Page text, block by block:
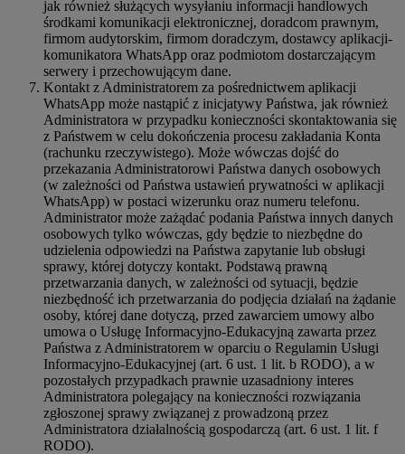
jak również służących wysyłaniu informacji handlowych
środkami komunikacji elektronicznej, doradcom prawnym,
firmom audytorskim, firmom doradczym, dostawcy aplikacji-
komunikatora WhatsApp oraz podmiotom dostarczającym
serwery i przechowującym dane.
Kontakt z Administratorem za pośrednictwem aplikacji
WhatsApp może nastąpić z inicjatywy Państwa, jak również
Administratora w przypadku konieczności skontaktowania się
z Państwem w celu dokończenia procesu zakładania Konta
(rachunku rzeczywistego). Może wówczas dojść do
przekazania Administratorowi Państwa danych osobowych
(w zależności od Państwa ustawień prywatności w aplikacji
WhatsApp) w postaci wizerunku oraz numeru telefonu.
Administrator może zażądać podania Państwa innych danych
osobowych tylko wówczas, gdy będzie to niezbędne do
udzielenia odpowiedzi na Państwa zapytanie lub obsługi
sprawy, której dotyczy kontakt. Podstawą prawną
przetwarzania danych, w zależności od sytuacji, będzie
niezbędność ich przetwarzania do podjęcia działań na żądanie
osoby, której dane dotyczą, przed zawarciem umowy albo
umowa o Usługę Informacyjno-Edukacyjną zawarta przez
Państwa z Administratorem w oparciu o Regulamin Usługi
Informacyjno-Edukacyjnej (art. 6 ust. 1 lit. b RODO), a w
pozostałych przypadkach prawnie uzasadniony interes
Administratora polegający na konieczności rozwiązania
zgłoszonej sprawy związanej z prowadzoną przez
Administratora działalnością gospodarczą (art. 6 ust. 1 lit. f
RODO).